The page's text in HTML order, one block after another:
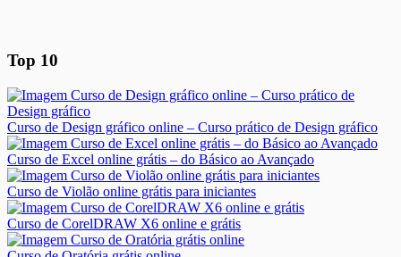
Top 10
Curso de Design gráfico online – Curso prático de Design gráfico
Curso de Excel online grátis – do Básico ao Avançado
Curso de Violão online grátis para iniciantes
Curso de CorelDRAW X6 online e grátis